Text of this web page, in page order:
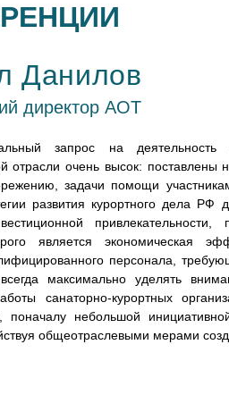
Данилов
директор АОТ
запрос на деятельность
отрасли очень высок:
задачи помощи
развития курортного дела
является экономическая
персонала,
максимально уделять
санаторно-курортных
поначалу небольшой
общеотраслевыми мерами